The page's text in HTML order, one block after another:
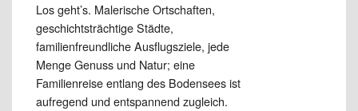
Los geht’s. Malerische Ortschaften,
geschichtsträchtige Städte,
familienfreundliche Ausflugsziele, jede
Menge Genuss und Natur; eine
Familienreise entlang des Bodensees ist
aufregend und entspannend zugleich.